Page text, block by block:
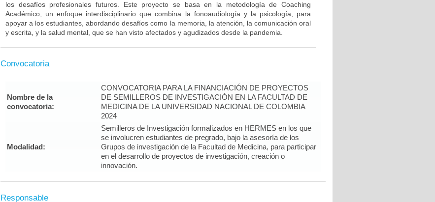
los desafíos profesionales futuros. Este proyecto se basa en la metodología de Coaching
Académico, un enfoque interdisciplinario que combina la fonoaudiología y la psicología, para
apoyar a los estudiantes, abordando desafíos como la memoria, la atención, la comunicación oral
y escrita, y la salud mental, que se han visto afectados y agudizados desde la pandemia.
Convocatoria
Nombre de la
convocatoria:
CONVOCATORIA PARA LA FINANCIACIÓN DE PROYECTOS
DE SEMILLEROS DE INVESTIGACIÓN EN LA FACULTAD DE
MEDICINA DE LA UNIVERSIDAD NACIONAL DE COLOMBIA
2024
Modalidad:
Semilleros de Investigación formalizados en HERMES en los que
se involucren estudiantes de pregrado, bajo la asesoría de los
Grupos de investigación de la Facultad de Medicina, para participar
en el desarrollo de proyectos de investigación, creación o
innovación.
Responsable